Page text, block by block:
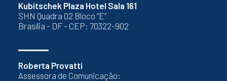
Kubitschek Plaza Hotel Sala 161
SHN Quadra 02 Bloco “E”
Brasília - DF - CEP: 70322-902
Roberta Provatti
Assessora de Comunicação: